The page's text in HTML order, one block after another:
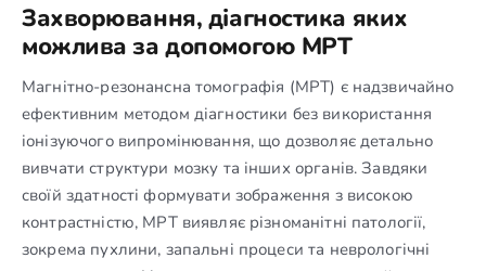
Захворювання, діагностика яких
можлива за допомогою МРТ
Магнітно-резонансна томографія (МРТ) є надзвичайно
ефективним методом діагностики без використання
іонізуючого випромінювання, що дозволяє детально
вивчати структури мозку та інших органів. Завдяки
своїй здатності формувати зображення з високою
контрастністю, МРТ виявляє різноманітні патології,
зокрема пухлини, запальні процеси та неврологічні